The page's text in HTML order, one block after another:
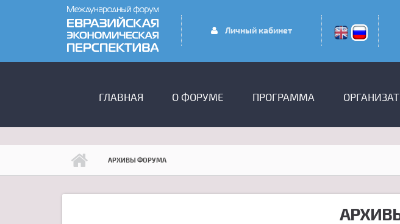
Перейти к основному содержанию
Личный кабинет
ГЛАВНОЕ МЕНЮ
ГЛАВНАЯ О ФОРУМЕ ПРОГРАММА
АРХИВЫ ФОРУМА